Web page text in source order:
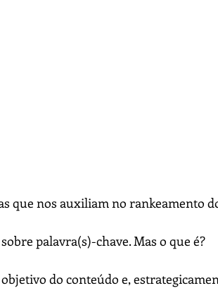
que nos auxiliam no rankeamento
palavra(s)-chave. Mas o que é?
do conteúdo e,